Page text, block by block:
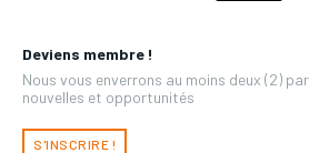
Deviens membre !
Nous vous enverrons au moins deux (2)
nouvelles et opportunités
S'INSCRIRE !